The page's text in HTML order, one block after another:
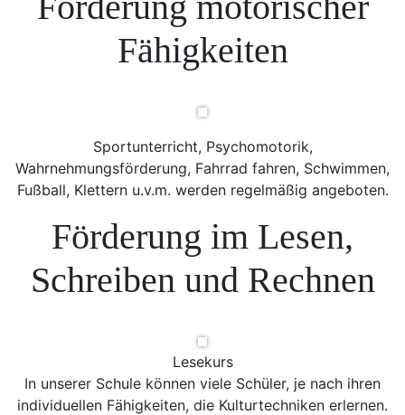
Fähigkeiten
Sportunterricht, Psychomotorik,
Wahrnehmungsförderung, Fahrrad fahren, Schwimmen,
Fußball, Klettern u.v.m. werden regelmäßig angeboten.
Förderung im Lesen,
Schreiben und Rechnen
Lesekurs
In unserer Schule können viele Schüler, je nach ihren
individuellen Fähigkeiten, die Kulturtechniken erlernen.